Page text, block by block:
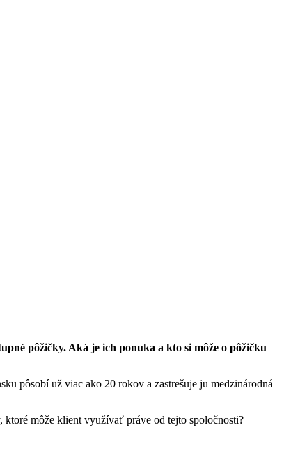
pôžičky. Aká je ich ponuka a kto si môže o pôžičku
pôsobí už viac ako 20 rokov a zastrešuje ju medzinárodná
môže klient využívať práve od tejto spoločnosti?